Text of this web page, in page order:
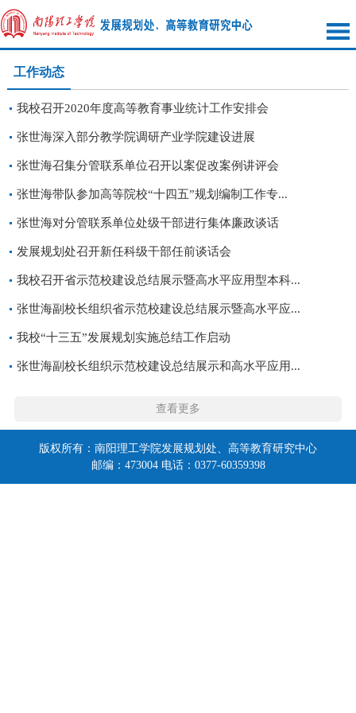
工作动态
我校召开2020年度高等教育事业统计工作安排会
张世海深入部分教学院调研产业学院建设进展
张世海召集分管联系单位召开以案促改案例讲评会
张世海带队参加高等院校“十四五”规划编制工作专...
张世海对分管联系单位处级干部进行集体廉政谈话
发展规划处召开新任科级干部任前谈话会
我校召开省示范校建设总结展示暨高水平应用型本科...
张世海副校长组织省示范校建设总结展示暨高水平应...
我校“十三五”发展规划实施总结工作启动
张世海副校长组织示范校建设总结展示和高水平应用...
查看更多
版权所有：南阳理工学院发展规划处、高等教育研究中心
邮编：473004 电话：0377-60359398